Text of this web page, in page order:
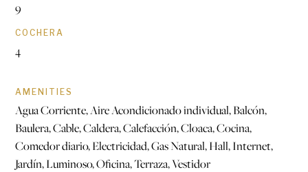
9
COCHERA
4
AMENITIES
Agua Corriente, Aire Acondicionado individual, Balcón,
Baulera, Cable, Caldera, Calefacción, Cloaca, Cocina,
Comedor diario, Electricidad, Gas Natural, Hall, Internet,
Jardín, Luminoso, Oficina, Terraza, Vestidor